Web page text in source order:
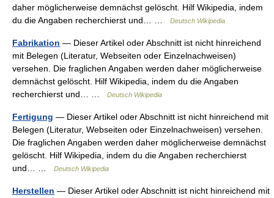
daher möglicherweise demnächst gelöscht. Hilf Wikipedia, indem
du die Angaben recherchierst und… …
Deutsch Wikipedia
Fabrikation — Dieser Artikel oder Abschnitt ist nicht hinreichend
mit Belegen (Literatur, Webseiten oder Einzelnachweisen)
versehen. Die fraglichen Angaben werden daher möglicherweise
demnächst gelöscht. Hilf Wikipedia, indem du die Angaben
recherchierst und… …
Deutsch Wikipedia
Fertigung — Dieser Artikel oder Abschnitt ist nicht hinreichend mit
Belegen (Literatur, Webseiten oder Einzelnachweisen) versehen.
Die fraglichen Angaben werden daher möglicherweise demnächst
gelöscht. Hilf Wikipedia, indem du die Angaben recherchierst
und… …
Deutsch Wikipedia
Herstellen — Dieser Artikel oder Abschnitt ist nicht hinreichend mit